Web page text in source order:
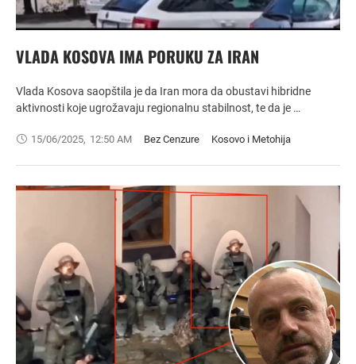
VLADA KOSOVA IMA PORUKU ZA IRAN
Vlada Kosova saopštila je da Iran mora da obustavi hibridne
aktivnosti koje ugrožavaju regionalnu stabilnost, te da je …
15/06/2025, 12:50 AM Bez Cenzure Kosovo i Metohija